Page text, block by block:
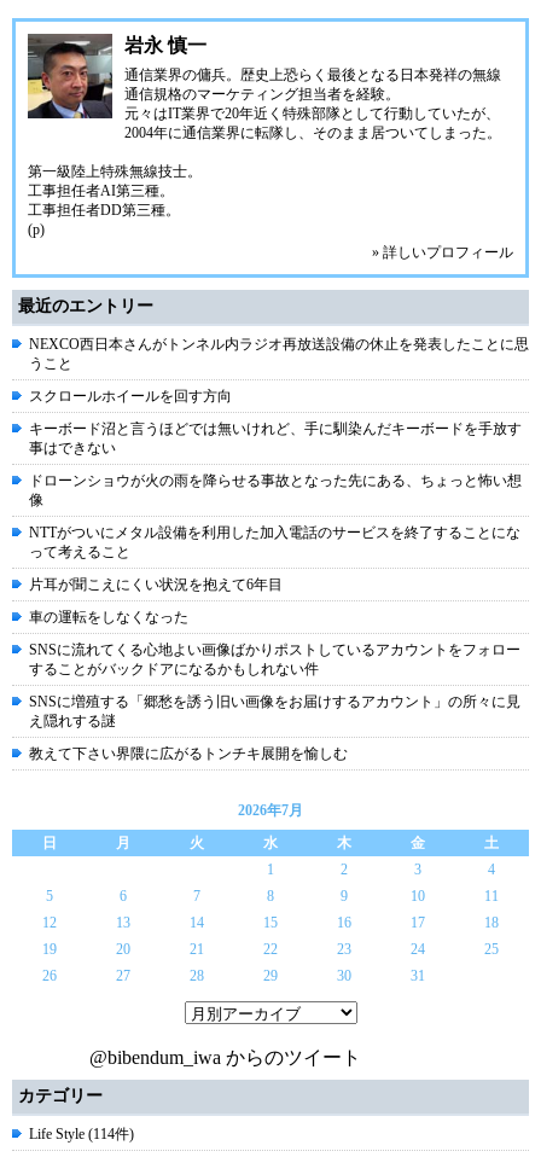
岩永 慎一
通信業界の傭兵。歴史上恐らく最後となる日本発祥の無線
通信規格のマーケティング担当者を経験。
元々はIT業界で20年近く特殊部隊として行動していたが、
2004年に通信業界に転隊し、そのまま居ついてしまった。
第一級陸上特殊無線技士。
工事担任者AI第三種。
工事担任者DD第三種。
(p)
» 詳しいプロフィール
最近のエントリー
NEXCO西日本さんがトンネル内ラジオ再放送設備の休止を発表したことに思
うこと
スクロールホイールを回す方向
キーボード沼と言うほどでは無いけれど、手に馴染んだキーボードを手放す
事はできない
ドローンショウが火の雨を降らせる事故となった先にある、ちょっと怖い想
像
NTTがついにメタル設備を利用した加入電話のサービスを終了することにな
って考えること
片耳が聞こえにくい状況を抱えて6年目
車の運転をしなくなった
SNSに流れてくる心地よい画像ばかりポストしているアカウントをフォロー
することがバックドアになるかもしれない件
SNSに増殖する「郷愁を誘う旧い画像をお届けするアカウント」の所々に見
え隠れする謎
教えて下さい界隈に広がるトンチキ展開を愉しむ
2026年7月
日
月 火 水 木 金
土
1
2 3
4
5
6 7 8 9 10
11
12
13 14 15 16 17
18
19
20 21 22 23 24
25
26
27 28 29 30 31
@bibendum_iwa からのツイート
カテゴリー
Life Style (114件)